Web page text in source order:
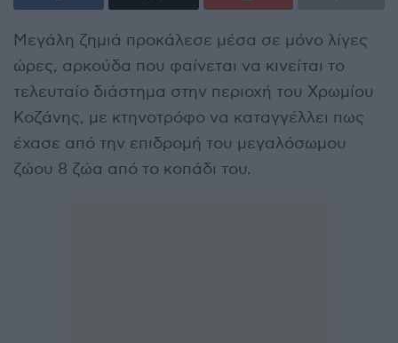
Μεγάλη ζημιά προκάλεσε μέσα σε μόνο λίγες
ώρες, αρκούδα που φαίνεται να κινείται το
τελευταίο διάστημα στην περιοχή του Χρωμίου
Κοζάνης, με κτηνοτρόφο να καταγγέλλει πως
έχασε από την επιδρομή του μεγαλόσωμου
ζώου 8 ζώα από το κοπάδι του.